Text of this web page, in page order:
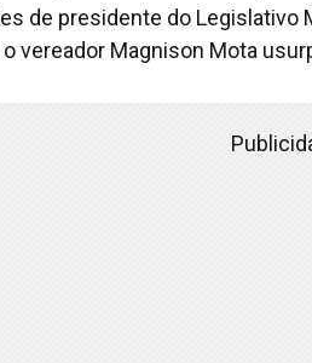
de presidente do
vereador Magnison Mota